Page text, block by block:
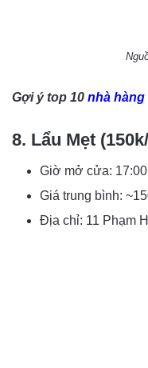
Gợi ý top 10 nhà hàng
8. Lẩu Mẹt
Giờ mở cửa:
Giá trung bình:
Địa chỉ: 11 Phạm